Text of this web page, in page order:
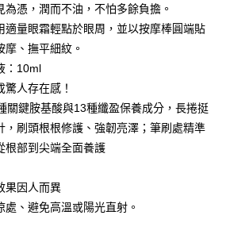
依約使用本公司帳單繳交帳款。
你分期」之契約關係目的，商店將以您的個人
址）提供予台灣大哥大進項蒐集、處理及利用，
單所需資料之確認、核對及更正。
以下連結：
先享後付 」之結帳頁面顯示為準，若有關於
欲退款等相關疑問，請聯繫「AFTEE先享後付
support/home
提供個人資料，並將交易相關給付款項請求債
公司。
，請瀏覽以下網址：
得法定代理人或監護人之同意方可使用
同意申辦者引起之損失，本公司不負相關責
時，將依據個別帳號之用戶狀況，依本公司即
含以上)免運費
含以上)免運費
含以上)免運費
憑，潤而不油，不怕多餘負擔。
適量眼霜輕點於眼周，並以按摩棒圓端貼
、撫平細紋。
：10ml
人存在感！
關鍵胺基酸與13種纖盈保養成分，長捲挺
，刷頭根根修護、強韌亮澤；筆刷處精準
根部到尖端全面養護
果因人而異
、避免高溫或陽光直射。